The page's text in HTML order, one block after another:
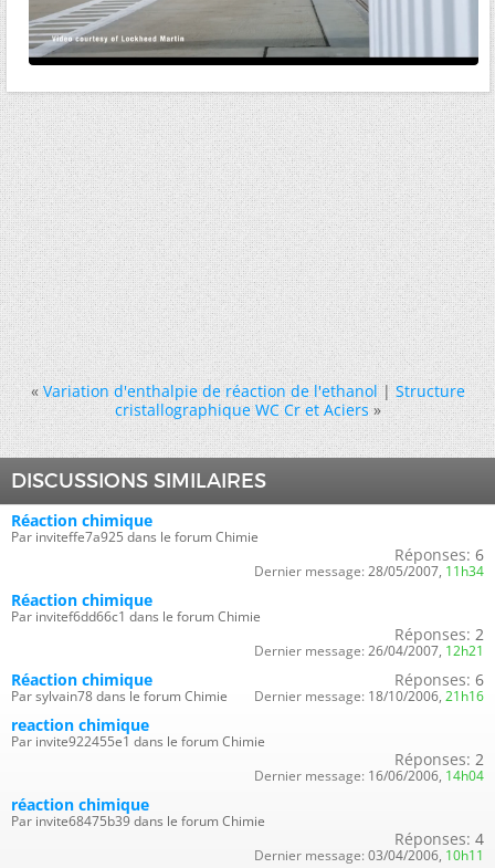
« Variation d'enthalpie de réaction de l'ethanol|Structure
cristallographique WC Cr et Aciers »
DISCUSSIONS SIMILAIRES
Réaction chimique
Par inviteffe7a925 dans le forum Chimie
Réponses: 6
Dernier message: 28/05/2007, 11h34
Réaction chimique
Par invitef6dd66c1 dans le forum Chimie
Réponses: 2
Dernier message: 26/04/2007, 12h21
Réaction chimique
Par sylvain78 dans le forum Chimie
Réponses: 6
Dernier message: 18/10/2006, 21h16
reaction chimique
Par invite922455e1 dans le forum Chimie
Réponses: 2
Dernier message: 16/06/2006, 14h04
réaction chimique
Par invite68475b39 dans le forum Chimie
Réponses: 4
Dernier message: 03/04/2006, 10h11